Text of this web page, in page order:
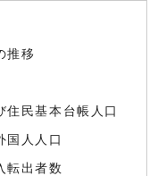
移
基本台帳人口
人人口
出者数